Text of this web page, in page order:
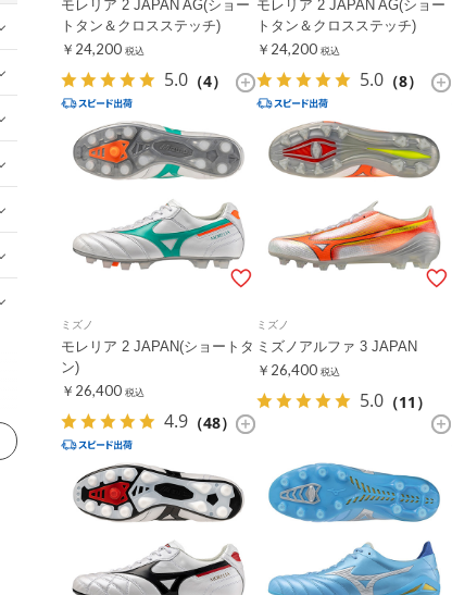
モレリア 2 JAPAN AG(ショー
トタン＆クロスステッチ)
￥24,200 税込
5.0 （4）
モレリア 2 JAPAN AG(ショー
トタン＆クロスステッチ)
￥24,200 税込
5.0 （8）
ミズノ
モレリア 2 JAPAN(ショートタ
ン)
￥26,400 税込
4.9 （48）
ミズノ
ミズノアルファ 3 JAPAN
￥26,400 税込
5.0 （11）